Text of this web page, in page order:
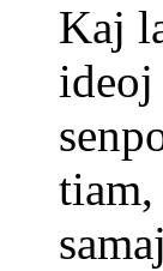
Kaj
ideoj
tiam,